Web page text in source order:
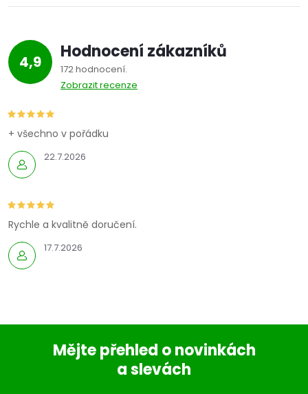
4,9 Hodnocení zákazníků
172 hodnocení
Zobrazit recenze
22.7.2026
+ všechno v pořádku
17.7.2026
Rychle a kvalitně doručení.
Mějte přehled o novinkách
a slevách